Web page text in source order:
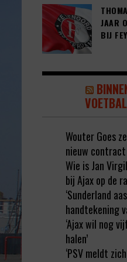
JAAR
BIJ
Wouter Goes
nieuw contract
Wie is Jan
bij Ajax op de
‘Sunderland
handtekening
‘Ajax wil nog
halen’
‘PSV meldt